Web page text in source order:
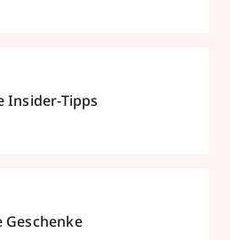
Insider-Tipps
Geschenke